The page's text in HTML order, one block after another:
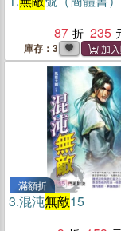
87
235
庫存：3
滿額折
3.混沌無敵15